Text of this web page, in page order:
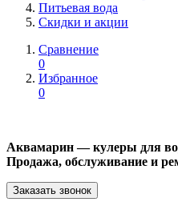
Питьевая вода
Скидки и акции
Сравнение
0
Избранное
0
Аквамарин — кулеры для
Продажа, обслуживание и
Заказать звонок